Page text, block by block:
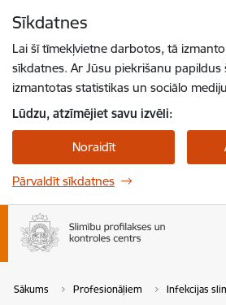
Sīkdatnes
Lai šī tīmekļvietne darbotos, tā
sīkdatnes. Ar Jūsu piekrišanu papildus
izmantotas statistikas un sociālo
Lūdzu, atzīmējiet savu izvēli:
Noraidīt
Pārvaldīt sīkdatnes
Sākums Profesionāļiem Infekcijas